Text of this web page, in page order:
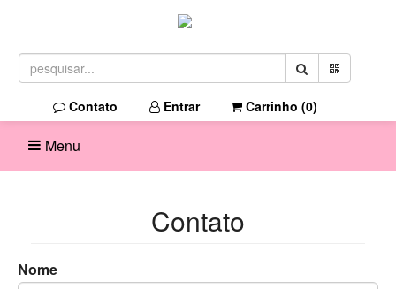
Contato Entrar Carrinho (0)
Menu
Contato
Nome